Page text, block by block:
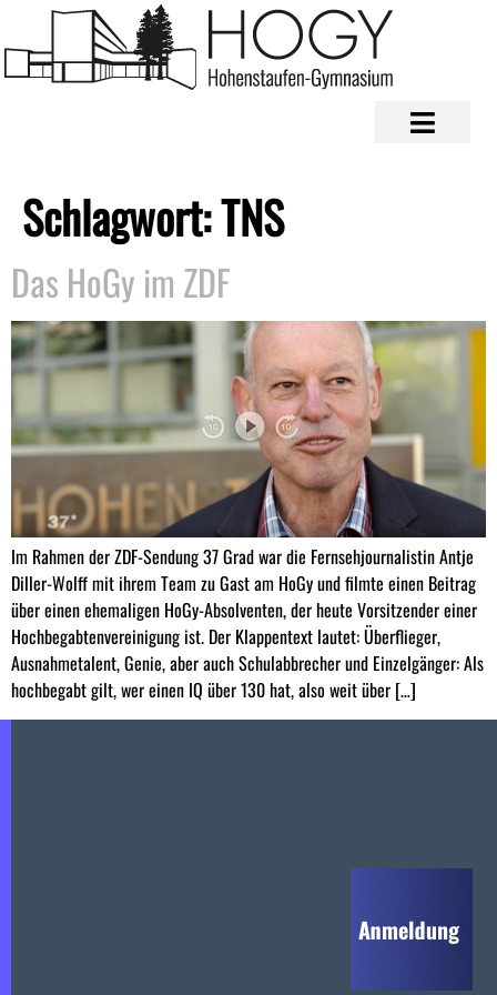
Schlagwort:TNS
Das HoGy im ZDF
Im Rahmen der ZDF-Sendung 37 Grad war die Fernsehjournalistin Antje
Diller-Wolff mit ihrem Team zu Gast am HoGy und filmte einen Beitrag
über einen ehemaligen HoGy-Absolventen, der heute Vorsitzender einer
Hochbegabtenvereinigung ist. Der Klappentext lautet: Überflieger,
Ausnahmetalent, Genie, aber auch Schulabbrecher und Einzelgänger: Als
hochbegabt gilt, wer einen IQ über 130 hat, also weit über […]